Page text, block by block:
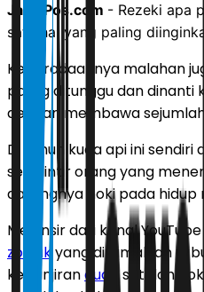
JawaPos.com - Rezeki apa
satu hal yang paling
Keberadaannya malahan
paling ditunggu dan dinanti
dengan membawa
Di tahun kuda api ini sendiri
segelintir orang yang
datangnya hoki pada hidup
Melansir dari kanal
zodiak yang diramalkan di
kebanjirancuan setelah